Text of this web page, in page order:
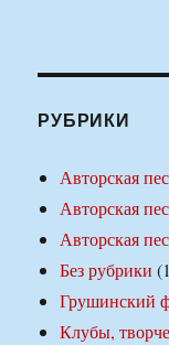
РУБРИКИ
Авторская
Авторская
Авторская
Без рубрики
Грушинский
Клубы,